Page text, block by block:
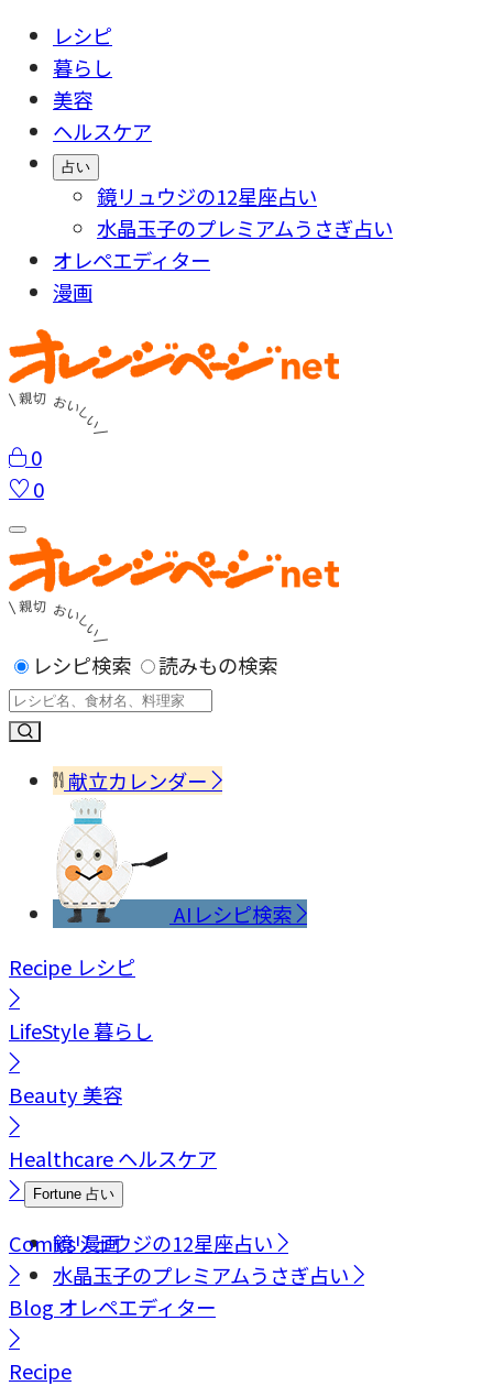
レシピ
暮らし
美容
ヘルスケア
占い
鏡リュウジの12星座占い
水晶玉子のプレミアムうさぎ占い
オレペエディター
漫画
0
0
レシピ検索 読みもの検索
献立カレンダー
AIレシピ検索
Recipe レシピ
LifeStyle暮らし
Beauty美容
Healthcareヘルスケア
Fortune 占い
鏡リュウジの12星座占い
水晶玉子のプレミアムうさぎ占い
Comics漫画
Blog オレペエディター
Recipe